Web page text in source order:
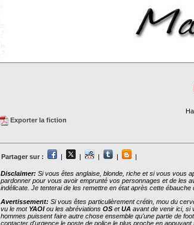
Exporter la fiction
Partager sur : | | | | |
Disclaimer: Si vous êtes anglaise, blonde, riche et si vous vous
pardonner pour vous avoir emprunté vos personnages et de les
indélicate. Je tenterai de les remettre en état après cette ébauche
Avertissement: Si vous êtes particulièrement crétin, mou du
vu le mot YAOIou les abréviations OS etUA avant de venir ici, si
hommes puissent faire autre chose ensemble qu'une partie de
contacter d'urgence le poste de police le plus proche en